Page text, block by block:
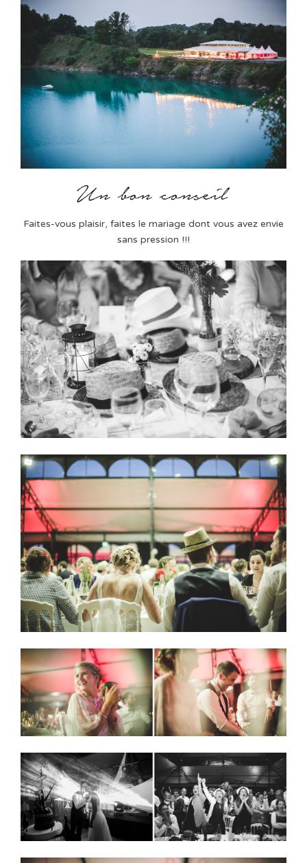
Faites-vous plaisir, faites le mariage dont vous avez envie
sans pression !!!